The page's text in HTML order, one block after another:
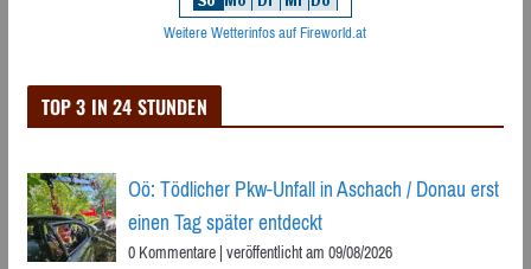
Weitere Wetterinfos auf Fireworld.at
TOP 3 IN 24 STUNDEN
Oö: Tödlicher Pkw-Unfall in Aschach / Donau erst
einen Tag später entdeckt
0 Kommentare|veröffentlicht am 09/08/2026